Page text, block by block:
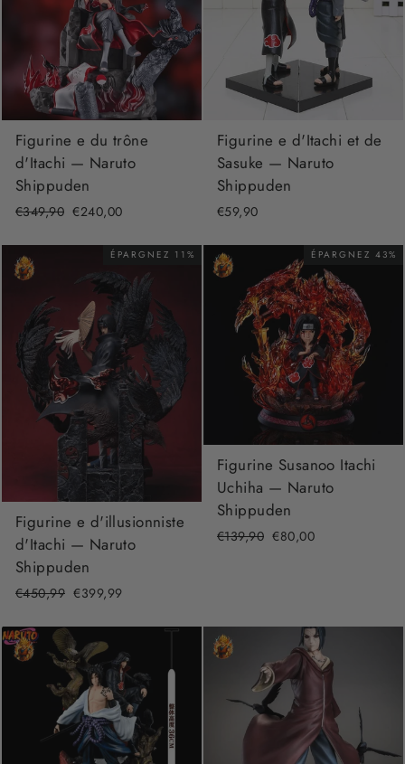
Figurine e du trône
d'Itachi — Naruto
Shippuden
Prix
€349,90 Prix
€240,00
Figurine e d'Itachi et de
Sasuke — Naruto
Shippuden
€59,90
ÉPARGNEZ 11%
Figurine e d'illusionniste
d'Itachi — Naruto
Shippuden
Prix
€450,99 Prix
€399,99
ÉPARGNEZ 43%
Figurine Susanoo Itachi
Uchiha — Naruto
Shippuden
Prix
€139,90 Prix
€80,00